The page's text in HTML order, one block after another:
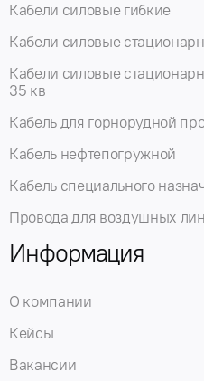
Кабели силовые гибкие
Кабели силовые
Кабели силовые
35 кв
Кабель для горнорудной
Кабель нефтепогружной
Кабель специального
Провода для воздушных
Информация
О компании
Кейсы
Вакансии